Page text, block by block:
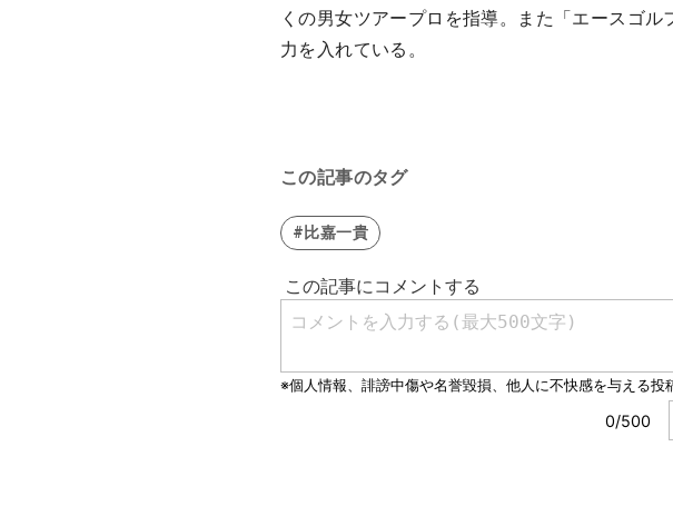
くの男女ツアープロを指導。また「エースゴ
力を入れている。
この記事のタグ
#比嘉一貴